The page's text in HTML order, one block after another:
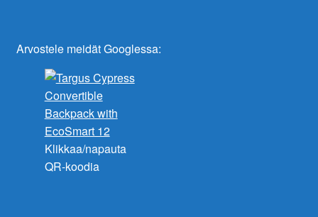
Arvostele meidät Googlessa:
Klikkaa/napauta
QR-koodia